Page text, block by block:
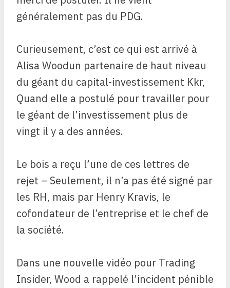
généralement pas du PDG.
Curieusement, c’est ce qui est arrivé à
Alisa Woodun partenaire de haut niveau
du géant du capital-investissement Kkr,
Quand elle a postulé pour travailler pour
le géant de l’investissement plus de
vingt il y a des années.
Le bois a reçu l’une de ces lettres de
rejet – Seulement, il n’a pas été signé par
les RH, mais par Henry Kravis, le
cofondateur de l’entreprise et le chef de
la société.
Dans une nouvelle vidéo pour Trading
Insider, Wood a rappelé l’incident pénible